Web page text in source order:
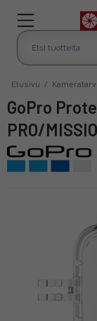
Etusivu /
GoPro Protective Housing (MISSION 1
PRO/